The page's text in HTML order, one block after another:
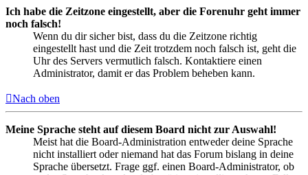
Ich habe die Zeitzone eingestellt, aber die Forenuhr geht immer
noch falsch!
Wenn du dir sicher bist, dass du die Zeitzone richtig
eingestellt hast und die Zeit trotzdem noch falsch ist, geht die
Uhr des Servers vermutlich falsch. Kontaktiere einen
Administrator, damit er das Problem beheben kann.
Nach oben
Meine Sprache steht auf diesem Board nicht zur Auswahl!
Meist hat die Board-Administration entweder deine Sprache
nicht installiert oder niemand hat das Forum bislang in deine
Sprache übersetzt. Frage ggf. einen Board-Administrator, ob